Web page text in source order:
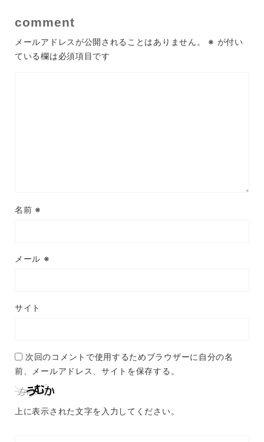
comment
メールアドレスが公開されることはありません。 ※ が付い
ている欄は必須項目です
名前 ※
メール ※
サイト
次回のコメントで使用するためブラウザーに自分の名
前、メールアドレス、サイトを保存する。
上に表示された文字を入力してください。